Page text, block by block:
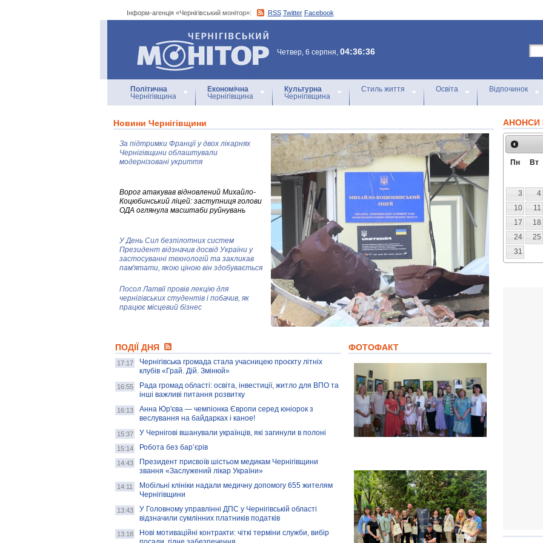
Інформ-агенція «Чернігівський монітор»: RSS Twitter Facebook
Інформ-агенція
«Чернігівський монітор»
Четвер, 6 серпня, 04:36:36
Політична
Чернігівщина
Економічна
Чернігівщина
Культурна
Чернігівщина
Стиль життя Освіта Відпочинок
Новини Чернігівщини
За підтримки Франції у двох лікарнях
Чернігівщини облаштували
модернізовані укриття
Ворог атакував відновлений Михайло-
Коцюбинський ліцей: заступниця голови
ОДА оглянула масштаби руйнувань
У День Сил безпілотних систем
Президент відзначив досвід України у
застосуванні технологій та закликав
пам'ятати, якою ціною він здобувається
Посол Латвії провів лекцію для
чернігівських студентів і побачив, як
працює місцевий бізнес
колекцію про війну, емоції та тварин
AB InBev Efes Україна підтримала
навчальний проєкт "Молодіжна бізнес-
школа", спрямований на розвиток
підприємництва у Чернігівській області
Золота тварина: видання Forbes
написало про чернігівця Патрона: хто і
скільки на ньому заробляє? І куди
витрачають?
ПОДІЇ ДНЯ
17:17
Чернігівська громада стала учасницею проєкту літніх
клубів «Грай. Дій. Змінюй»
16:55
Рада громад області: освіта, інвестиції, житло для ВПО та
інші важливі питання розвитку
16:13
Анна Юр'єва — чемпіонка Європи серед юніорок з
веслування на байдарках і каное!
15:37 У Чернігові вшанували українців, які загинули в полоні
15:14 Робота без бар’єрів
14:43
Президент присвоїв шістьом медикам Чернігівщини
звання «Заслужений лікар України»
14:11
Мобільні клініки надали медичну допомогу 655 жителям
Чернігівщини
13:43
У Головному управлінні ДПС у Чернігівській області
відзначили сумлінних платників податків
13:18
Нові мотиваційні контракти: чіткі терміни служби, вибір
ФОТОФАКТ
АНОНСИ
Пн Вт
3
4
10
11
17
18
24
25
31